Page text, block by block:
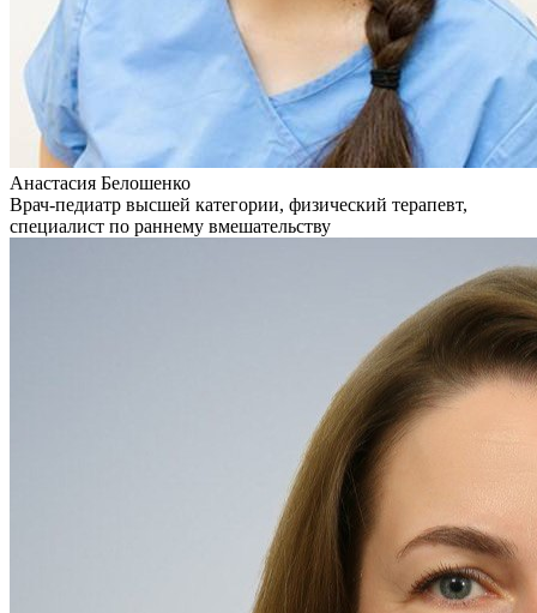
Анастасия Белошенко
Врач-педиатр высшей категории, физический терапевт,
специалист по раннему вмешательству